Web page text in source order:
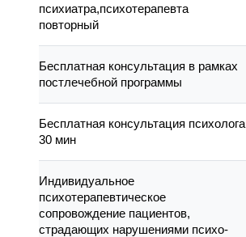
психиатра,психотерапевта
повторный
Бесплатная консультация в рамках
постлечебной программы
Бесплатная консультация психолога
30 мин
Индивидуальное
психотерапевтическое
сопровождение пациентов,
страдающих нарушениями психо-